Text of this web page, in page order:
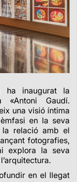
ha inaugurat la
Gaudí.
una visió íntima
en la seva
la relació amb el
fotografies,
explora la seva
en el llegat